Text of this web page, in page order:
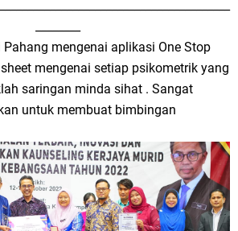
Pahang mengenai aplikasi One Stop
mengenai setiap psikometrik yang
saringan minda sihat . Sangat
untuk membuat bimbingan